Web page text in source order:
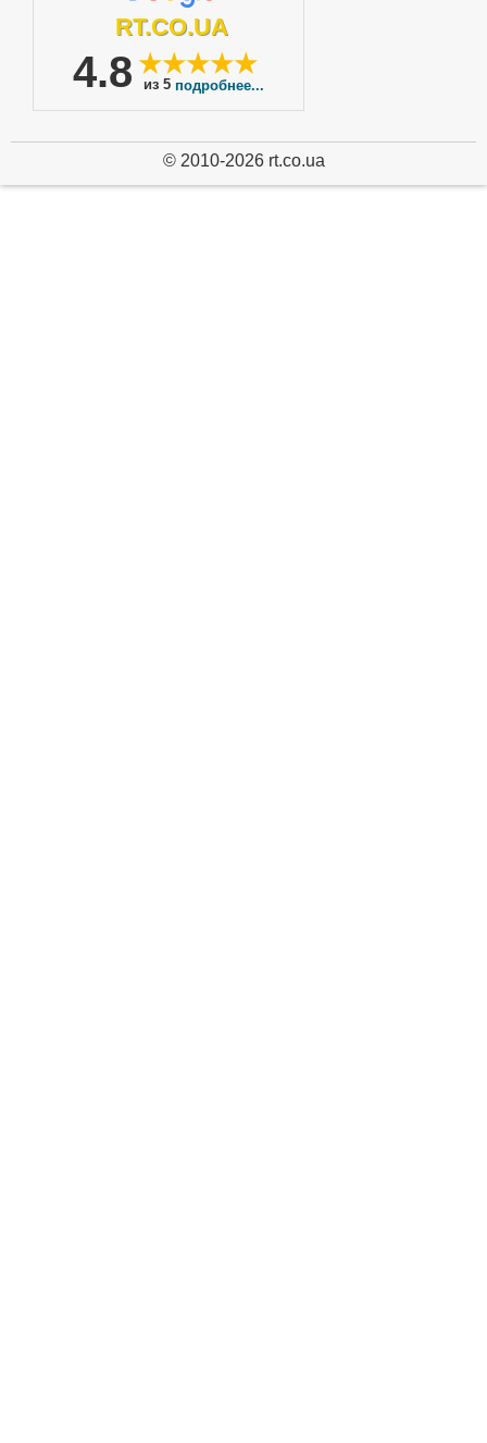
RT.CO.UA
4.8 ★★★★★
из 5 подробнее...
© 2010-2026 rt.co.ua